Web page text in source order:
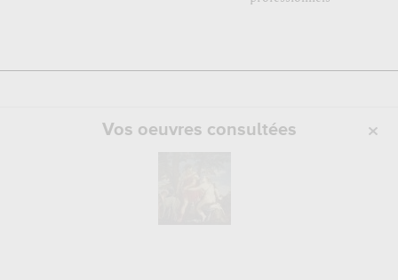
Vos oeuvres consultées